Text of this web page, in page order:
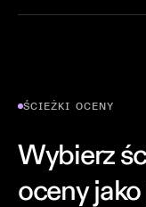
ŚCIEŻKI OCENY
Wybierz
oceny